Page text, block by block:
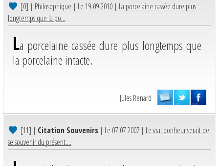
[0] | Philosophique | Le 19-09-2010 | La porcelaine cassée dure plus
longtemps que la po...
La porcelaine cassée dure plus longtemps que
la porcelaine intacte.
Jules Renard
[11] | Citation Souvenirs | Le 07-07-2007 | Le vrai bonheur serait de
se souvenir du présent....